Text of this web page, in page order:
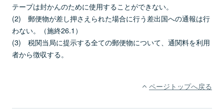
テープは封かんのために使用することができない。
(2) 郵便物が差し押さえられた場合に行う差出国への通報は行
わない。（施終26.1）
(3) 税関当局に提示する全ての郵便物について、通関料を利用
者から徴収する。
ページトップへ戻る